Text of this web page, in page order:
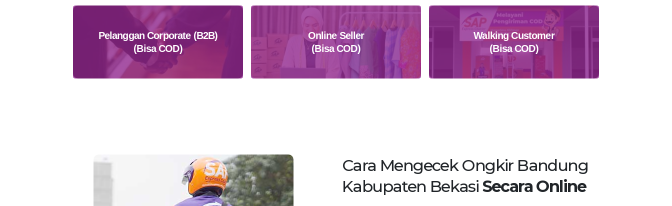
Pelanggan Corporate (B2B)
(Bisa COD)
Online Seller
(Bisa COD)
Walking Customer
(Bisa COD)
Cara Mengecek Ongkir Bandung
Kabupaten Bekasi Secara Online